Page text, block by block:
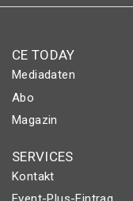
CE TODAY
Mediadaten
Abo
Magazin
SERVICES
Kontakt